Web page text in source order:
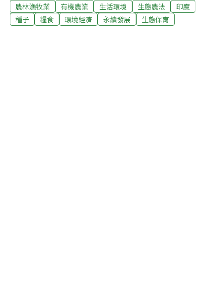
基金會（九種基金會）的前身為印度科學科技與生態研究
所之下的一個計畫，由國際知名的席娃博士(Vandana
Shiva)所主持，目的在提供環境運動更多直接的支持。
農林漁牧業
有機農業 生活環境 生態農法
印度
種子
糧食 環境經濟 永續發展 生態保育